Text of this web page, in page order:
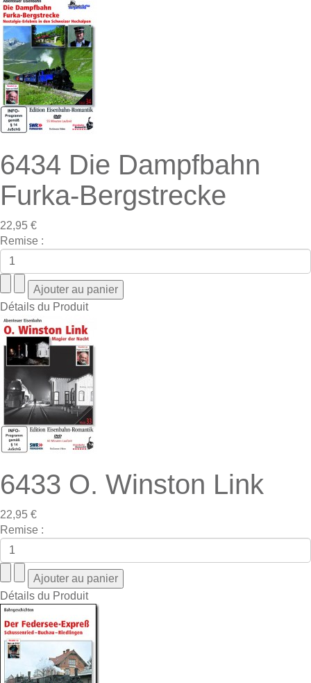
6434 Die Dampfbahn
Furka-Bergstrecke
22,95 €
Remise :
Détails du Produit
6433 O. Winston Link
22,95 €
Remise :
Détails du Produit